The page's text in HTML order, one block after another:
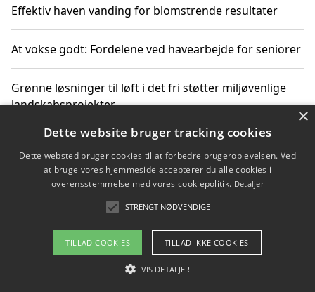
Effektiv haven vanding for blomstrende resultater
At vokse godt: Fordelene ved havearbejde for seniorer
Grønne løsninger til løft i det fri støtter miljøvenlige
landskabsprojekter
Gør haven til et frirum for familien og naturen
Copyright 2026 - Pilanto Aps
Om / kontakt
Blog Betingelser
×
Dette website bruger tracking cookies
Dette websted bruger cookies til at forbedre brugeroplevelsen. Ved
at bruge vores hjemmeside accepterer du alle cookies i
overensstemmelse med vores cookiepolitik. Detaljer
STRENGT NØDVENDIGE
TILLAD COOKIES TILLAD IKKE COOKIES
VIS DETALJER